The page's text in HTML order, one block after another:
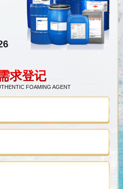
求登记
FOAMING AGENT